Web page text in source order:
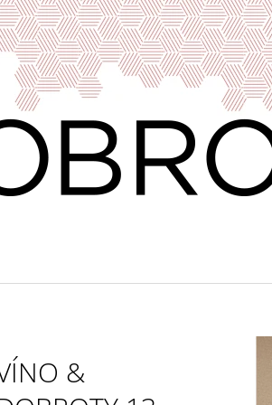
&
CO POTŘEBUJETE NAJÍT?
HLEDAT